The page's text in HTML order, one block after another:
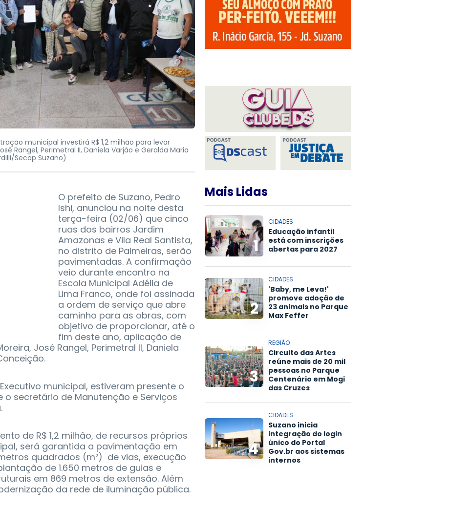
municipal investirá R$ 1,2 milhão para levar
Rangel, Perimetral II, Daniela Varjão e Geralda Maria
Secop Suzano)
O prefeito de Suzano, Pedro
Ishi, anunciou na noite desta
terça-feira (02/06) que cinco
ruas dos bairros Jardim
Amazonas e Vila Real Santista,
no distrito de Palmeiras, serão
pavimentadas. A confirmação
veio durante encontro na
Escola Municipal Adélia de
Lima Franco, onde foi assinada
a ordem de serviço que abre
caminho para as obras, com
objetivo de proporcionar, até o
fim deste ano, aplicação de
José Rangel, Perimetral II, Daniela
municipal, estiveram presente o
o secretário de Manutenção e Serviços
de R$ 1,2 milhão, de recursos próprios
será garantida a pavimentação em
quadrados (m²) de vias, execução
de 1.650 metros de guias e
em 869 metros de extensão. Além
da rede de iluminação pública.
Mais Lidas
1
CIDADES
Educação infantil
está com inscrições
abertas para 2027
2
CIDADES
'Baby, me Leva!'
promove adoção de
23 animais no Parque
Max Feffer
3
REGIÃO
Circuito das Artes
reúne mais de 20 mil
pessoas no Parque
Centenário em Mogi
das Cruzes
4
CIDADES
Suzano inicia
integração do login
único do Portal
Gov.br aos sistemas
internos